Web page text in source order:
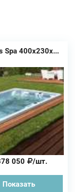
Spa 400х230х...
050 /шт.
Показать